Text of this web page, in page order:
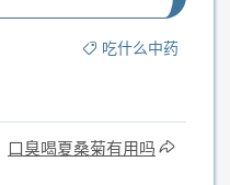
吃什么中药
口臭喝夏桑菊有用吗